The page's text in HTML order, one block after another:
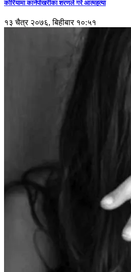
कोरियामा कानेपोखरीका शरणले गरे आत्महत्या
१३ चैत्र २०७६, बिहीबार १०:५१